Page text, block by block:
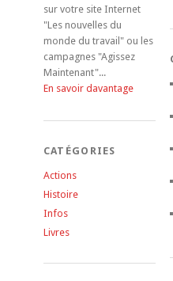
sur votre site Internet
"Les nouvelles du
monde du travail" ou les
campagnes "Agissez
Maintenant"...
En savoir davantage
CATÉGORIES
Actions
Histoire
Infos
Livres